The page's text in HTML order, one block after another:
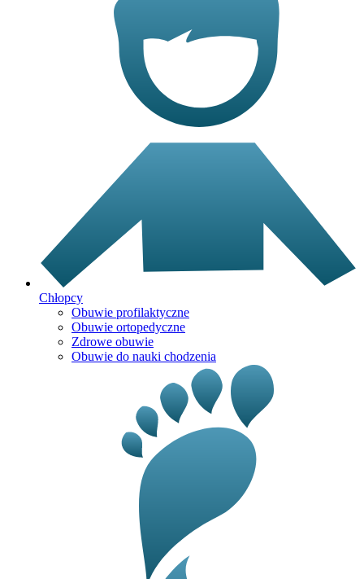
Chłopcy
Obuwie profilaktyczne
Obuwie ortopedyczne
Zdrowe obuwie
Obuwie do nauki chodzenia